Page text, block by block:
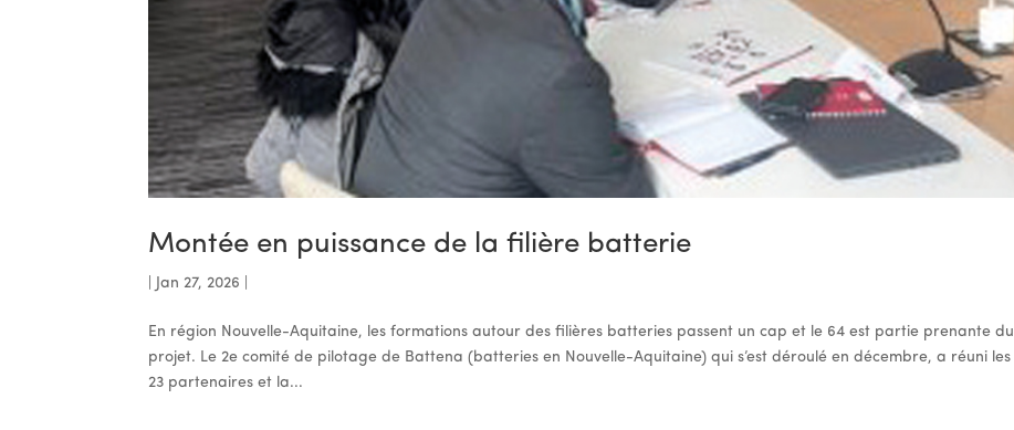
Montée en puissance de la filière batterie
Jan 27, 2026
En région Nouvelle-Aquitaine, les formations autour des filières batteries passent un cap et le 64 est partie prenante du
projet. Le 2e comité de pilotage de Battena (batteries en Nouvelle-Aquitaine) qui s’est déroulé en décembre, a réuni les
23 partenaires et la...